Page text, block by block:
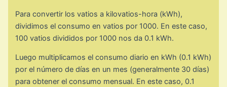
Para convertir los vatios a kilovatios-hora (kWh),
dividimos el consumo en vatios por 1000. En este caso,
100 vatios divididos por 1000 nos da 0.1 kWh.
Luego multiplicamos el consumo diario en kWh (0.1 kWh)
por el número de días en un mes (generalmente 30 días)
para obtener el consumo mensual. En este caso, 0.1